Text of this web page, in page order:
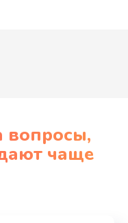
вопросы,
чаще